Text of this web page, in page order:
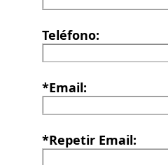
Teléfono:
*Email:
*Repetir Email: